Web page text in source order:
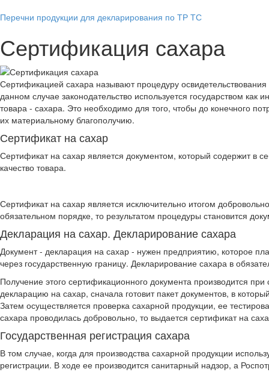
Перечни продукции для декларирования по ТР ТС
Сертификация сахара
Сертификацией сахара называют процедуру
данном случае законодательство используется государством
товара - сахара. Это необходимо для того, чтобы до конечного
их материальному благополучию.
Сертификат на сахар
Сертификат на сахар является документом, который содержит в
качество товара.
Сертификат на сахар является исключительно итогом
обязательном порядке, то результатом процедуры становится
Декларация на сахар. Декларирование сахара
Документ - декларация на сахар - нужен предприятию, которое
через государственную границу. Декларирование сахара в
Получение этого сертификационного документа производится
декларацию на сахар, сначала готовит пакет документов, в
Затем осуществляется проверка сахарной продукции, ее
сахара проводилась добровольно, то выдается сертификат на
Государственная регистрация сахара
В том случае, когда для производства сахарной продукции
регистрации. В ходе ее производится санитарный надзор, а